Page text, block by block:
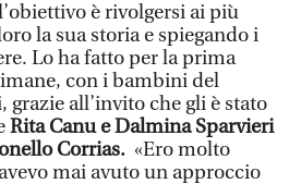
è rivolgersi ai più
la sua storia e spiegando i
Lo ha fatto per la prima
con i bambini del
all’invito che gli è stato
Rita Canu e Dalmina Sparvieri
Corrias. «Ero molto
mai avuto un approccio